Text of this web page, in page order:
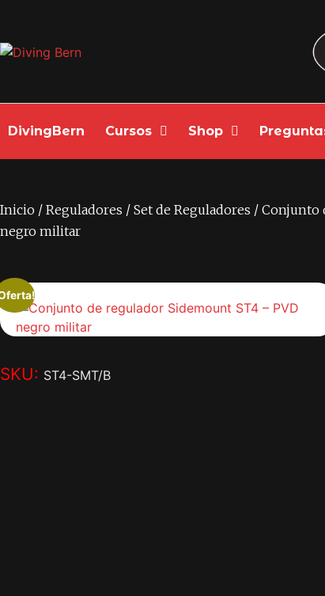
DivingBern Cursos Shop
Inicio / Reguladores / Set de Reguladores / Conjunto
negro militar
SKU: ST4-SMT/B